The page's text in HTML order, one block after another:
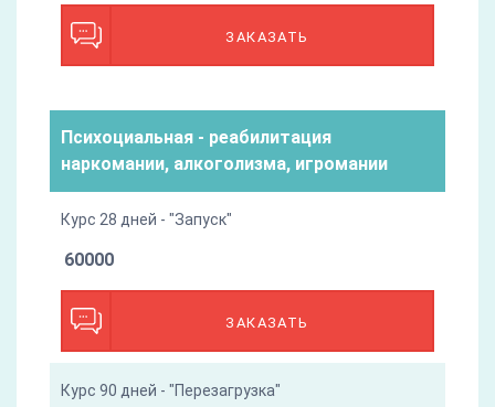
ЗАКАЗАТЬ
Психоциальная - реабилитация
наркомании, алкоголизма, игромании
Курс 28 дней - "Запуск"
ЗАКАЗАТЬ
60000
Курс 90 дней - "Перезагрузка"